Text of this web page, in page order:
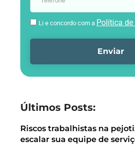
Li e concordo com a Política
Enviar
Últimos Posts:
Riscos trabalhistas na
escalar sua equipe de